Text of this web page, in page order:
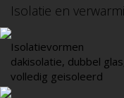
Isolatie en
Isolatievormen
dakisolatie, dubbel
volledig geisoleerd